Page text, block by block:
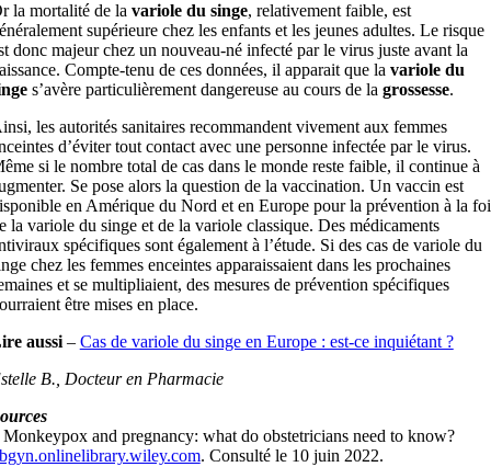
la mortalité de la variole du singe, relativement faible, est
supérieure chez les enfants et les jeunes adultes. Le risque
donc majeur chez un nouveau-né infecté par le virus juste avant la
Compte-tenu de ces données, il apparait que lavariole du
s’avère particulièrement dangereuse au cours de lagrossesse.
les autorités sanitaires recommandent vivement aux femmes
d’éviter tout contact avec une personne infectée par le virus.
si le nombre total de cas dans le monde reste faible, il continue à
Se pose alors la question de la vaccination. Un vaccin est
en Amérique du Nord et en Europe pour la prévention à la
la variole du singe et de la variole classique. Des médicaments
spécifiques sont également à l’étude. Si des cas de variole du
chez les femmes enceintes apparaissaient dans les prochaines
et se multipliaient, des mesures de prévention spécifiques
être mises en place.
aussi– Cas de variole du singe en Europe : est-ce inquiétant ?
B., Docteur en Pharmacie
and pregnancy: what do obstetricians need to know?
. Consulté le 10 juin 2022.